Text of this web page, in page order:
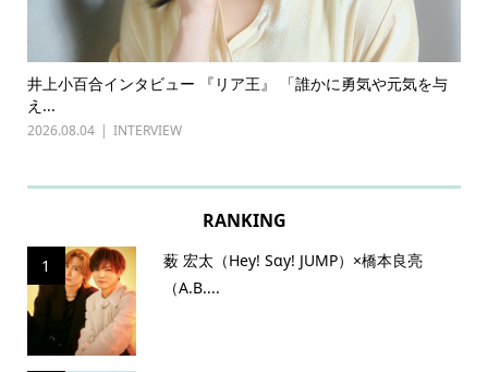
井上小百合インタビュー 『リア王』 「誰かに勇気や元気を与
え...
2026.08.04 INTERVIEW
RANKING
1
薮 宏太（Hey! Sɑy! JUMP）×橋本良亮
（A.B....